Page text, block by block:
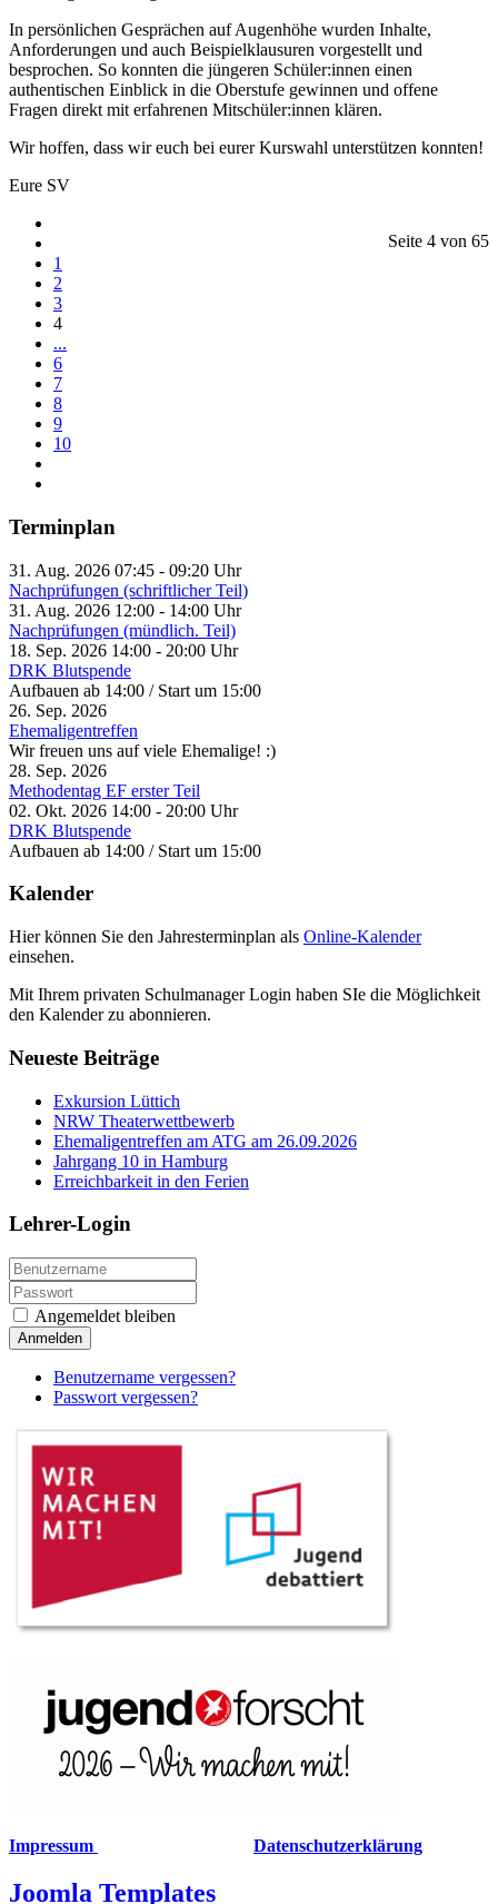
In persönlichen Gesprächen auf Augenhöhe wurden Inhalte,
Anforderungen und auch Beispielklausuren vorgestellt und
besprochen. So konnten die jüngeren Schüler:innen einen
authentischen Einblick in die Oberstufe gewinnen und offene
Fragen direkt mit erfahrenen Mitschüler:innen klären.
Wir hoffen, dass wir euch bei eurer Kurswahl unterstützen konnten!
Eure SV
Seite 4 von 65
1
2
3
4
...
6
7
8
9
10
Terminplan
31. Aug. 2026 07:45 - 09:20 Uhr
Nachprüfungen (schriftlicher Teil)
31. Aug. 2026 12:00 - 14:00 Uhr
Nachprüfungen (mündlich. Teil)
18. Sep. 2026 14:00 - 20:00 Uhr
DRK Blutspende
Aufbauen ab 14:00 / Start um 15:00
26. Sep. 2026
Ehemaligentreffen
Wir freuen uns auf viele Ehemalige! :)
28. Sep. 2026
Methodentag EF erster Teil
02. Okt. 2026 14:00 - 20:00 Uhr
DRK Blutspende
Aufbauen ab 14:00 / Start um 15:00
Kalender
Hier können Sie den Jahresterminplan als Online-Kalender
einsehen.
Mit Ihrem privaten Schulmanager Login haben SIe die Möglichkeit
den Kalender zu abonnieren.
Neueste Beiträge
Exkursion Lüttich
NRW Theaterwettbewerb
Ehemaligentreffen am ATG am 26.09.2026
Jahrgang 10 in Hamburg
Erreichbarkeit in den Ferien
Lehrer-Login
Angemeldet bleiben
Anmelden
Benutzername vergessen?
Passwort vergessen?
Impressum Datenschutzerklärung
Joomla Templates